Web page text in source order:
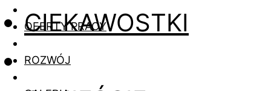
OFERTY PRACY
ROZWÓJ
CIEKAWOSTKI